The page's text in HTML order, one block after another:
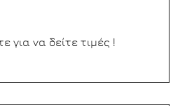
για να δείτε τιμές !